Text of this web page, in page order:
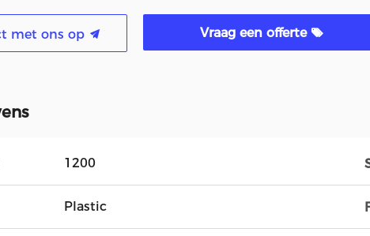
met ons op Vraag een offerte
1200
Plastic